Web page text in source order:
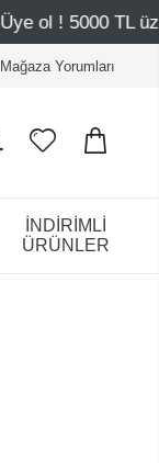
alışverişinde
Mağaza Yorumları
İNDİRİMLİ
ÜRÜNLER